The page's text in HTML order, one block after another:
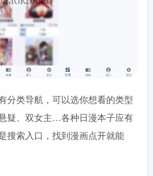
分类导航，可以选你想看的类型
疑、双女主…各种日漫本子应有
搜索入口，找到漫画点开就能